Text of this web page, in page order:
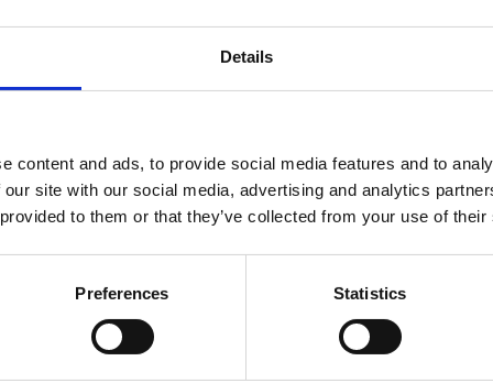
Details
content and ads, to provide social media features and to
site with our social media, advertising and analytics
to them or that they’ve collected from your use of
Preferences Statistics
oprogramowaniu do automatyzacji usług
monitorując automaty vendingowe w
na temat usług i zwiększając ich
wyższy poziom obsługi klienta. Uzyskaj
vendingowe w różnych lokalizacjach,
sprzętu, a wszystko to na ujednoliconej
mobilnego za pomocą kilku